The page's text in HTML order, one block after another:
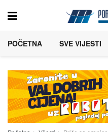
POČETNA SVE VIJESTI